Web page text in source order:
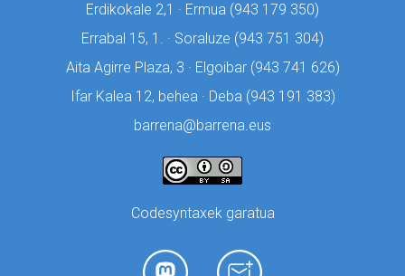
Erdikokale 2,1 · Ermua (943 179 350)
Errabal 15, 1. · Soraluze (943 751 304)
Aita Agirre Plaza, 3 · Elgoibar (943 741 626)
Ifar Kalea 12, behea · Deba (943 191 383)
barrena@barrena.eus
Codesyntaxek garatua